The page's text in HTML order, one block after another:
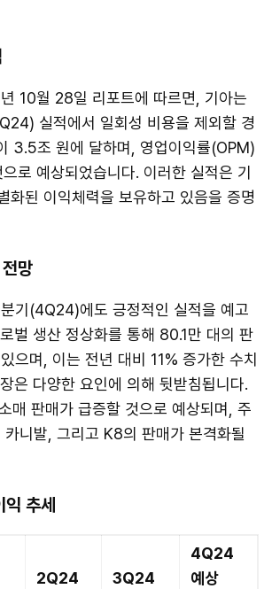
10월 28일 리포트에 따르면, 기아는
실적에서 일회성 비용을 제외할 경
3.5조 원에 달하며, 영업이익률(OPM)
로 예상되었습니다. 이러한 실적은 기
화된 이익체력을 보유하고 있음을 증명
망
기(4Q24)에도 긍정적인 실적을 예고
벌 생산 정상화를 통해 80.1만 대의 판
으며, 이는 전년 대비 11% 증가한 수치
은 다양한 요인에 의해 뒷받침됩니다.
매 판매가 급증할 것으로 예상되며, 주
니발, 그리고 K8의 판매가 본격화될
추세
2Q24 3Q24
4Q24
예상